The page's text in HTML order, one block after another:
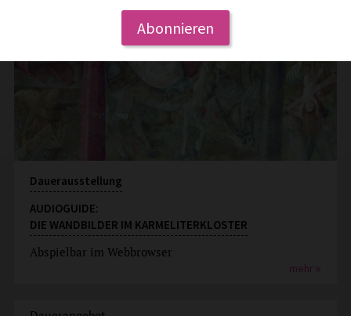
Dauerausstellung
AUDIOGUIDE:
DIE WANDBILDER IM KARMELITERKLOSTER
Abspielbar im Webbrowser
mehr
Abonnieren